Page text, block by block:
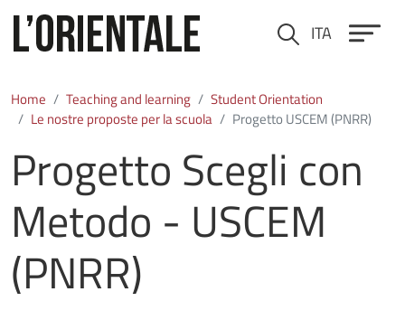
Cerca ITA
Home Teaching and learning
Student Orientation
Le nostre proposte per la scuola
Progetto USCEM (PNRR)
Progetto Scegli con
Metodo - USCEM
(PNRR)